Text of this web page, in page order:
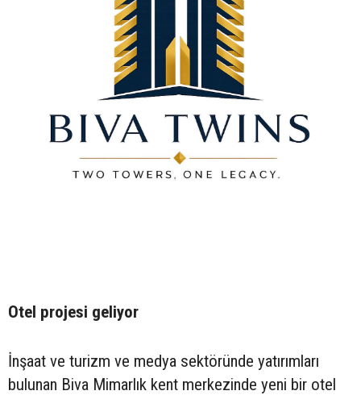
Otel projesi geliyor
İnşaat ve turizm ve medya sektöründe yatırımları
bulunan Biva Mimarlık kent merkezinde yeni bir otel